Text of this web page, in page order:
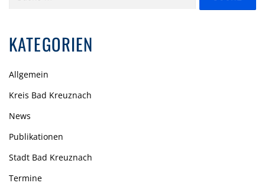
KATEGORIEN
Allgemein
Kreis Bad Kreuznach
News
Publikationen
Stadt Bad Kreuznach
Termine